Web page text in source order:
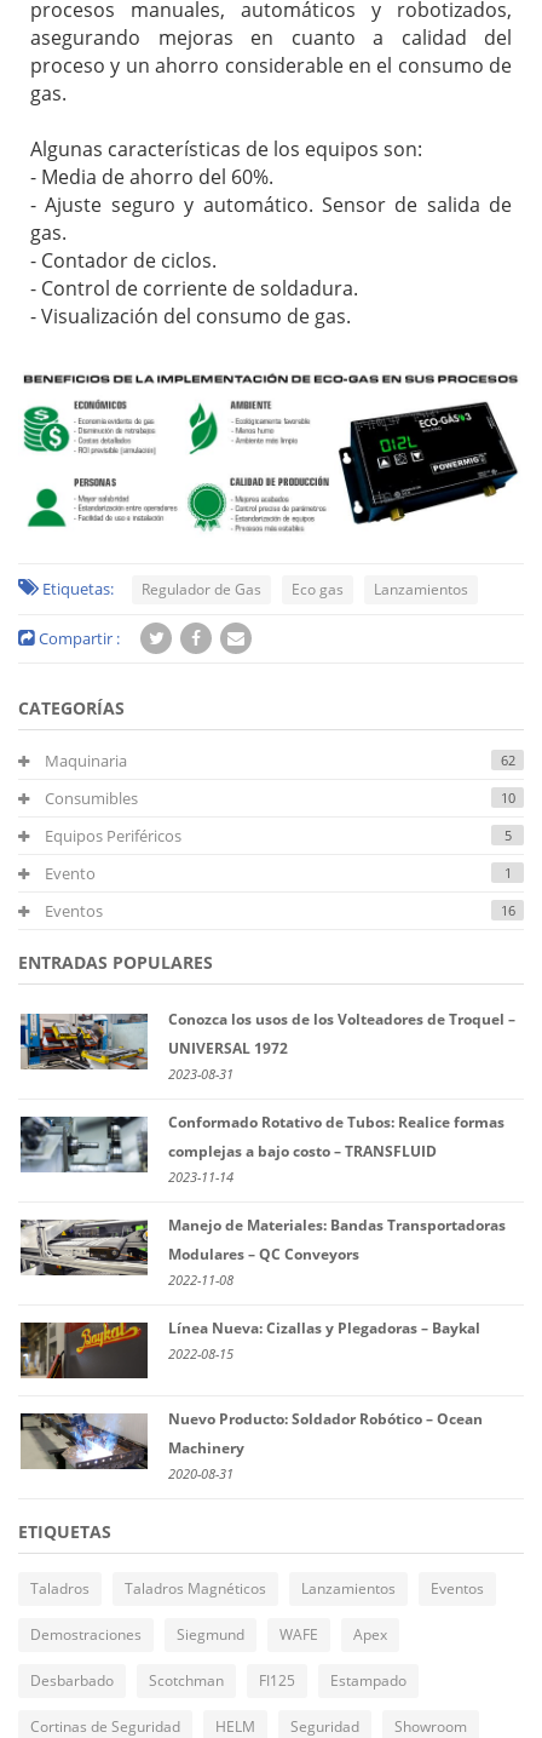
procesos manuales, automáticos y robotizados,
asegurando mejoras en cuanto a calidad del
proceso y un ahorro considerable en el consumo de
gas.
Algunas características de los equipos son:
- Media de ahorro del 60%.
- Ajuste seguro y automático. Sensor de salida de
gas.
- Contador de ciclos.
- Control de corriente de soldadura.
- Visualización del consumo de gas.
Etiquetas: Regulador de Gas Eco gas Lanzamientos
Compartir :
CATEGORÍAS
Maquinaria 62
Consumibles 10
Equipos Periféricos 5
Evento 1
Eventos 16
ENTRADAS POPULARES
Conozca los usos de los Volteadores de Troquel –
UNIVERSAL 1972
2023-08-31
Conformado Rotativo de Tubos: Realice formas
complejas a bajo costo – TRANSFLUID
2023-11-14
Manejo de Materiales: Bandas Transportadoras
Modulares – QC Conveyors
2022-11-08
Línea Nueva: Cizallas y Plegadoras – Baykal
2022-08-15
Nuevo Producto: Soldador Robótico – Ocean
Machinery
2020-08-31
ETIQUETAS
Taladros Taladros Magnéticos Lanzamientos Eventos
Demostraciones Siegmund WAFE Apex
Desbarbado Scotchman FI125 Estampado
Cortinas de Seguridad HELM Seguridad Showroom